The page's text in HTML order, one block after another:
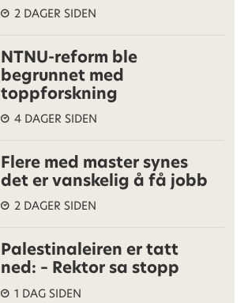
2 DAGER SIDEN
NTNU-reform ble
begrunnet med
toppforskning
4 DAGER SIDEN
Flere med master synes
det er vanskelig å få jobb
2 DAGER SIDEN
Palestinaleiren er tatt
ned: – Rektor sa stopp
1 DAG SIDEN